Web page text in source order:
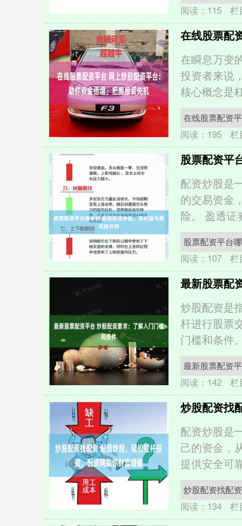
阅读： 115 栏
在线股票配
在瞬息万变
投资者来说
核心概念是
在线股票配资
阅读： 195 栏
股票配资平
配资炒股是
的交易资金
险。 盈透证
股票配资平台
阅读： 107 栏
最新股票配
炒股配资是
杆进行股票
门槛和条件
最新股票配资
阅读： 142 栏
炒股配资找
配资炒股是
己的资金，
提供安全可
炒股配资找配资
阅读： 134 栏